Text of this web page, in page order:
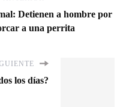
Detienen a hombre por
a una perrita
los días?